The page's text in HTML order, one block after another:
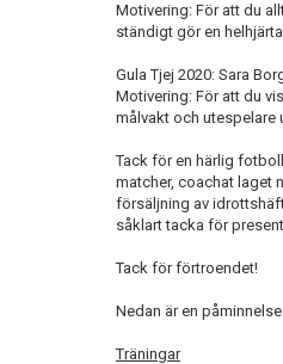
Motivering: För att du
ständigt gör en
Gula Tjej 2020: Sara
Motivering: För att du
målvakt och utespelare
Tack för en härlig
matcher, coachat laget
försäljning av
såklart tacka för
Tack för förtroendet!
Nedan är en
Träningar